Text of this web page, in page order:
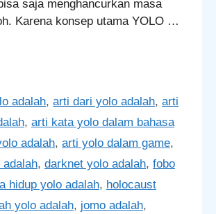
saja menghancurkan masa
Karena konsep utama YOLO …
adalah,arti dari yolo adalah,arti
, arti kata yolo dalam bahasa
adalah, arti yolo dalam game,
, darknet yolo adalah, fobo
hidup yolo adalah, holocaust
yolo adalah, jomo adalah,